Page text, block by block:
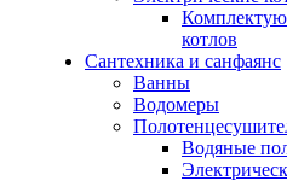
котлов
Сантехника и санфаянс
Ванны
Водомеры
Водяные